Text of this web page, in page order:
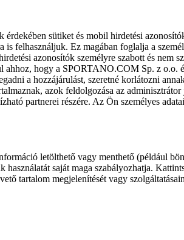
sütiket és mobil hirdetési
is felhasználjuk. Ez magában foglalja a
azonosítók személyre szabott és nem
hogy a SPORTANO.COM Sp. z o.o.
a hozzájárulást, szeretné korlátozni
azok feldolgozása az
partnerei részére. Az Ön személyes
letölthető vagy menthető (például
saját maga szabályozhatja.
tartalom megjelenítését vagy